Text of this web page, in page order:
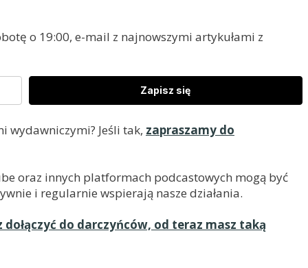
o 19:00, e-mail z najnowszymi artykułami z
Zapisz się
wydawniczymi? Jeśli tak, zapraszamy do
oraz innych platformach podcastowych mogą być
i regularnie wspierają nasze działania.
dołączyć do darczyńców, od teraz masz taką